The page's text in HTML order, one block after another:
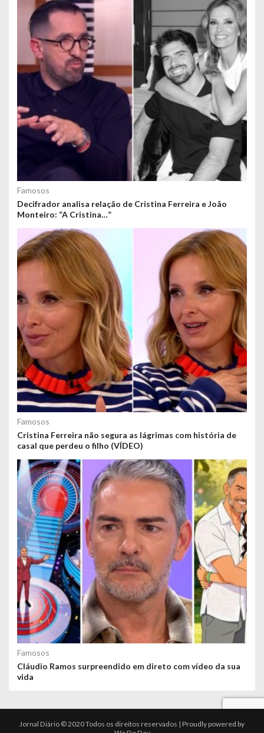
Famosos
Decifrador analisa relação de Cristina Ferreira e João
Monteiro: “A Cristina…”
Famosos
Cristina Ferreira não segura as lágrimas com história de
casal que perdeu o filho (VÍDEO)
Famosos
Cláudio Ramos surpreendido em direto com vídeo da sua
vida
Jornal Diário © 2020 Todos os direitos reservados | Proudly powered by